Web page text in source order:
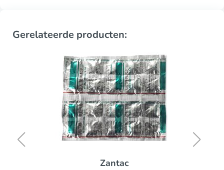
Gerelateerde producten:
Zantac